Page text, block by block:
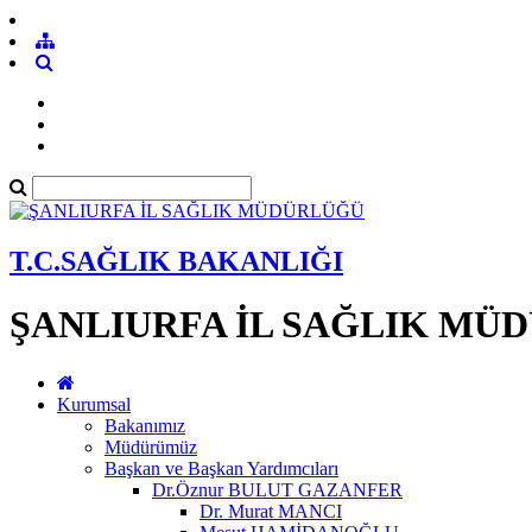
T.C.SAĞLIK BAKANLIĞI
ŞANLIURFA İL SAĞLIK
Kurumsal
Bakanımız
Müdürümüz
Başkan ve Başkan Yardımcıları
Dr.Öznur BULUT GAZANFER
Dr. Murat MANCI